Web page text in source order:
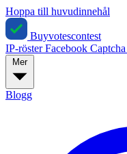
Hoppa till huvudinnehål
Buyvotescontest
IP-rösterFacebook Captcha
Mer
Blogg